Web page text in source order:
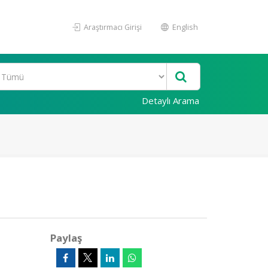
Araştırmacı Girişi English
Detaylı Arama
Paylaş